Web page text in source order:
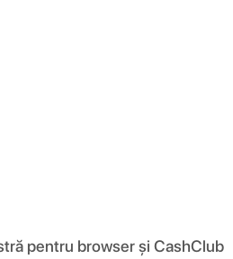
pentru browser și CashClub